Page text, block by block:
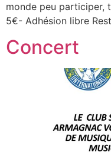
monde peu participer,
5€- Adhésion libre
Concert